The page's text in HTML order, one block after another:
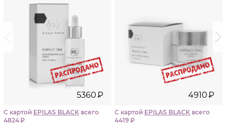
i
5360₽
С картой EPILAS BLACKвсего
4824₽
4910₽
С картой EPILAS BLACK всего
4419 ₽